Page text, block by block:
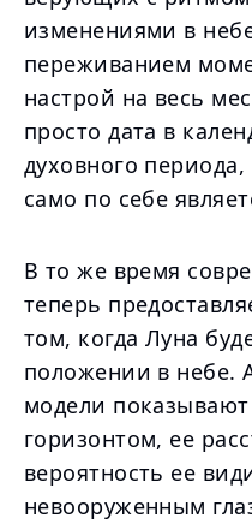
изменениями в
переживанием
настрой на весь
просто дата в
духовного
само по себе
В то же время
теперь
том, когда Луна
положении в небе.
модели
горизонтом, ее
вероятность ее
невооруженным